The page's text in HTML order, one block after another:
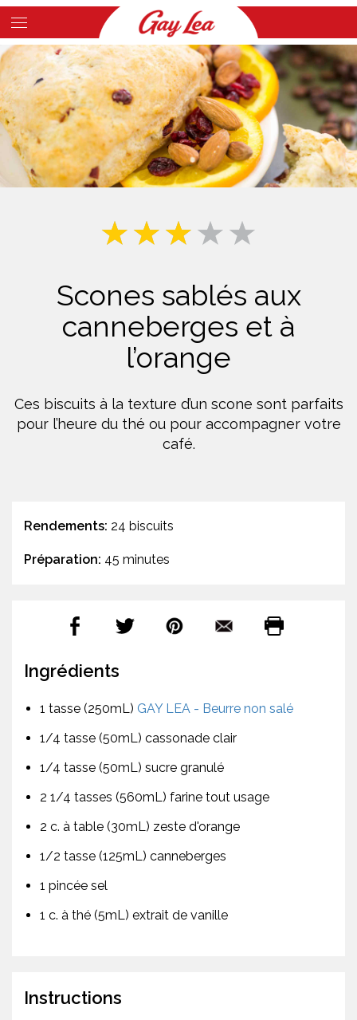
Skip
to
main
content
Main
Content
Scones sablés aux
canneberges et à
l’orange
Ces biscuits à la texture d’un scone sont parfaits
pour l’heure du thé ou pour accompagner votre
café.
Rendements: 24 biscuits
Préparation: 45 minutes
Ingrédients
1 tasse (250mL) GAY LEA - Beurre non salé
1/4 tasse (50mL) cassonade clair
1/4 tasse (50mL) sucre granulé
2 1/4 tasses (560mL) farine tout usage
2 c. à table (30mL) zeste d'orange
1/2 tasse (125mL) canneberges
1 pincée sel
1 c. à thé (5mL) extrait de vanille
Instructions